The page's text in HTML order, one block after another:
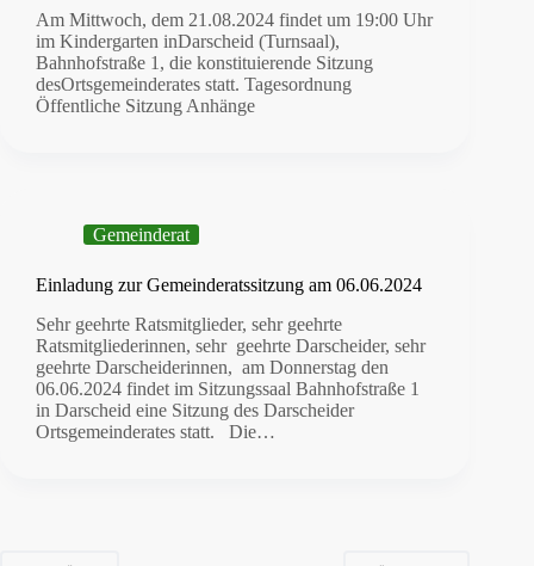
Am Mittwoch, dem 21.08.2024 findet um 19:00 Uhr
im Kindergarten inDarscheid (Turnsaal),
Bahnhofstraße 1, die konstituierende Sitzung
desOrtsgemeinderates statt. Tagesordnung
Öffentliche Sitzung Anhänge
Gemeinderat
Einladung zur Gemeinderatssitzung am 06.06.2024
Sehr geehrte Ratsmitglieder, sehr geehrte
Ratsmitgliederinnen, sehr geehrte Darscheider, sehr
geehrte Darscheiderinnen, am Donnerstag den
06.06.2024 findet im Sitzungssaal Bahnhofstraße 1
in Darscheid eine Sitzung des Darscheider
Ortsgemeinderates statt. Die…